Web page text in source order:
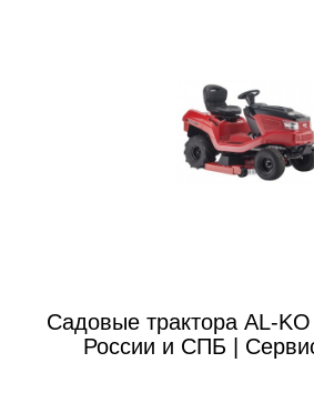
Садовые трактора AL-KO
России и СПБ |